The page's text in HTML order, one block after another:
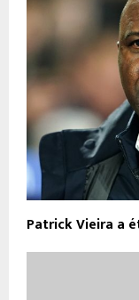
Patrick Vieira a